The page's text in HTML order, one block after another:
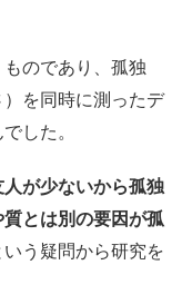
のであり、孤独
）を同時に測ったデ
した。
人が少ないから孤独
とは別の要因が孤
いう疑問から研究を